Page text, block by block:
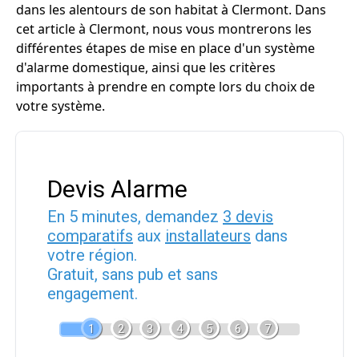
dans les alentours de son habitat à Clermont. Dans
cet article à Clermont, nous vous montrerons les
différentes étapes de mise en place d'un système
d'alarme domestique, ainsi que les critères
importants à prendre en compte lors du choix de
votre système.
Devis Alarme
En 5 minutes, demandez 3 devis
comparatifs aux installateurs dans
votre région.
Gratuit, sans pub et sans
engagement.
1 2 3 4 5 6 7